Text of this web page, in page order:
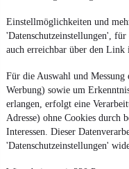
Einstellmöglichkeiten und
'Datenschutzeinstellungen',
auch erreichbar über den Link
Für die Auswahl und Messung
Werbung) sowie um
erlangen, erfolgt eine
Adresse) ohne Cookies durch
Interessen. Dieser
'Datenschutzeinstellungen'
Datenschutzeinstellungen
Erklärung zur
Weitere Fahrzeuge